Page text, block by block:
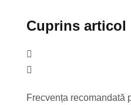
Cuprins articol
Frecvența recomandată